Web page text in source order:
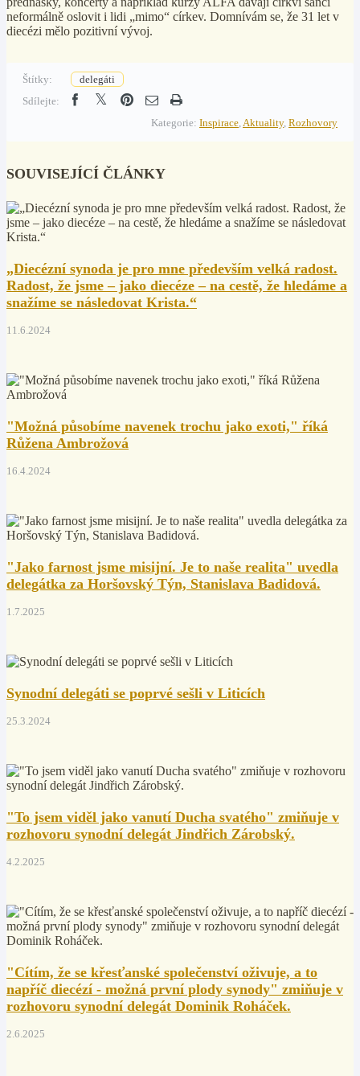
neformálně oslovit i lidi „mimo“ církev. Domnívám se, že 31 let v
diecézi mělo pozitivní vývoj.
Štítky:
delegáti
Sdílejte:
Kategorie: Inspirace,Aktuality, Rozhovory
SOUVISEJÍCÍ ČLÁNKY
„Diecézní synoda je pro mne především velká radost.
Radost, že jsme – jako diecéze – na cestě, že hledáme a
snažíme se následovat Krista.“
11.6.2024
"Možná působíme navenek trochu jako exoti," říká
Růžena Ambrožová
16.4.2024
"Jako farnost jsme misijní. Je to naše realita" uvedla
delegátka za Horšovský Týn, Stanislava Badidová.
1.7.2025
Synodní delegáti se poprvé sešli v Liticích
25.3.2024
"To jsem viděl jako vanutí Ducha svatého" zmiňuje v
rozhovoru synodní delegát Jindřich Zárobský.
4.2.2025
"Cítím, že se křesťanské společenství oživuje, a to
napříč diecézí - možná první plody synody" zmiňuje v
rozhovoru synodní delegát Dominik Roháček.
2.6.2025